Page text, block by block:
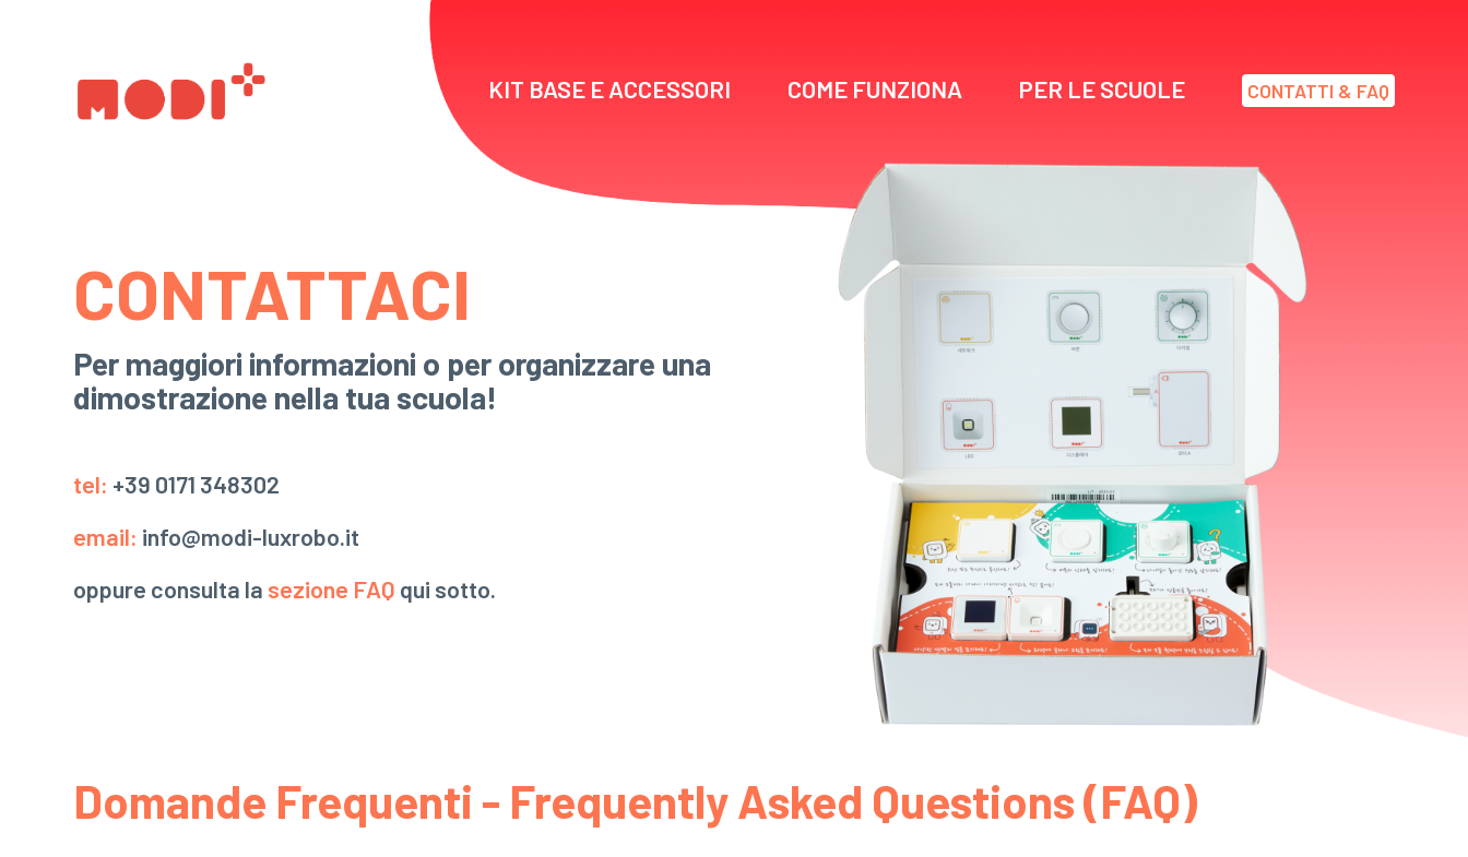
KIT BASE E ACCESSORI COME FUNZIONA PER LE SCUOLE CONTATTI & FAQ
CONTATTACI
Per maggiori informazioni o per organizzare una
dimostrazione nella tua scuola!
tel: +39 0171 348302
email: info@modi-luxrobo.it
oppure consulta la sezione FAQ qui sotto.
Domande Frequenti - Frequently Asked Questions (FAQ)